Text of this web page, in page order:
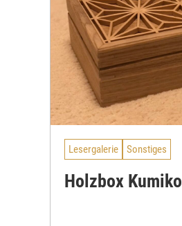
Lesergalerie Sonstiges
Holzbox Kumiko